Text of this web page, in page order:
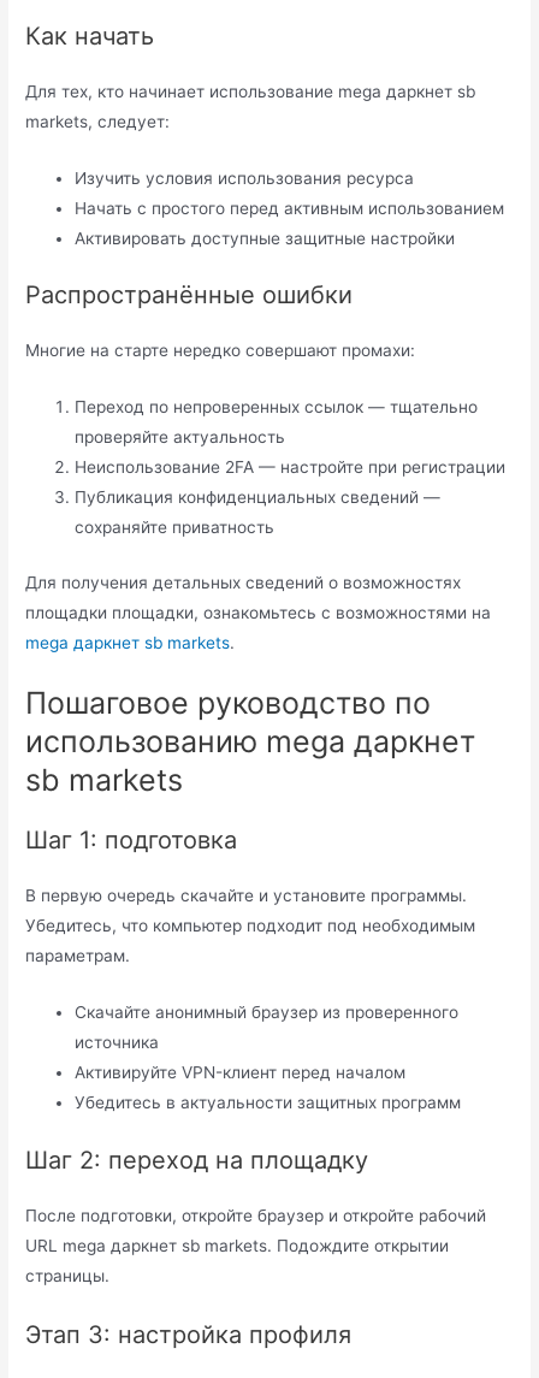
Как начать
Для тех, кто начинает использование mega даркнет sb
markets, следует:
Изучить условия использования ресурса
Начать с простого перед активным использованием
Активировать доступные защитные настройки
Распространённые ошибки
Многие на старте нередко совершают промахи:
Переход по непроверенных ссылок — тщательно
проверяйте актуальность
Неиспользование 2FA — настройте при регистрации
Публикация конфиденциальных сведений —
сохраняйте приватность
Для получения детальных сведений о возможностях
площадки площадки, ознакомьтесь с возможностями на
mega даркнет sb markets.
Пошаговое руководство по
использованию mega даркнет
sb markets
Шаг 1: подготовка
В первую очередь скачайте и установите программы.
Убедитесь, что компьютер подходит под необходимым
параметрам.
Скачайте анонимный браузер из проверенного
источника
Активируйте VPN-клиент перед началом
Убедитесь в актуальности защитных программ
Шаг 2: переход на площадку
После подготовки, откройте браузер и откройте рабочий
URL mega даркнет sb markets. Подождите открытии
страницы.
Этап 3: настройка профиля